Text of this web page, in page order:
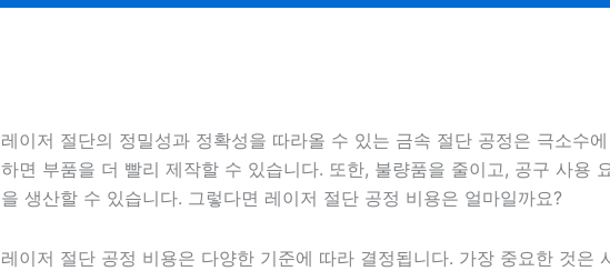
레이저 절단의 정밀성과 정확성을 따라올 수 있는 금속 절단 공정은 극소수
하면 부품을 더 빨리 제작할 수 있습니다. 또한, 불량품을 줄이고, 공구 사용
을 생산할 수 있습니다. 그렇다면 레이저 절단 공정 비용은 얼마일까요?
레이저 절단 공정 비용은 다양한 기준에 따라 결정됩니다. 가장 중요한 것은